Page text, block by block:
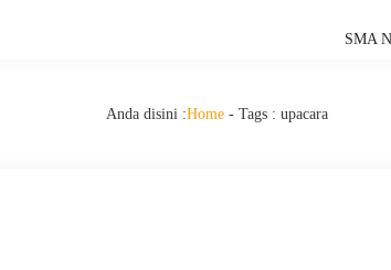
SMA Negeri
Anda disini :Home- Tags : upacara